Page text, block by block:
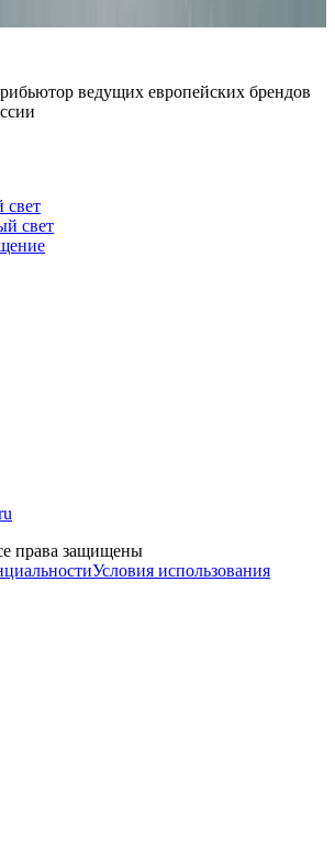
ведущих европейских брендов
свет
свет
права защищены
Условия использования